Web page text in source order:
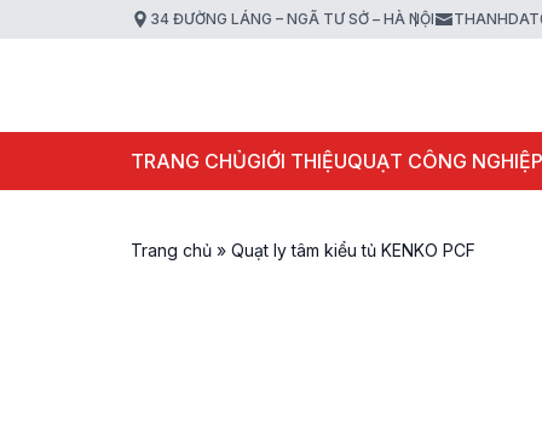
34 ĐƯỜNG LÁNG – NGÃ TƯ SỞ – HÀ NỘI
TRANG CHỦGIỚI THIỆUQUẠT CÔNG NGHIỆP
Trang chủ » Quạt ly tâm kiểu tủ KENKO PCF